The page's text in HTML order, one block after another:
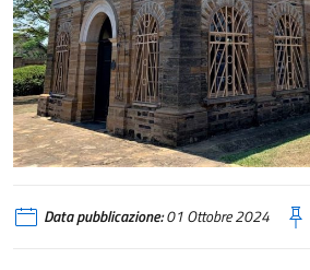
Data pubblicazione:01 Ottobre 2024